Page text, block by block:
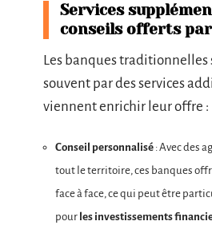
Services
conseils offerts
Les banques
souvent par des services
viennent enrichir leur offre :
Conseil personnalisé : Avec des
tout le territoire, ces banques
face à face, ce qui peut être
pour les investissements